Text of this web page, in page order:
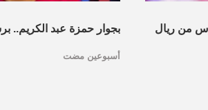
من ريال بجوار حمزة عبد الكريم..
أسبوعين مضت